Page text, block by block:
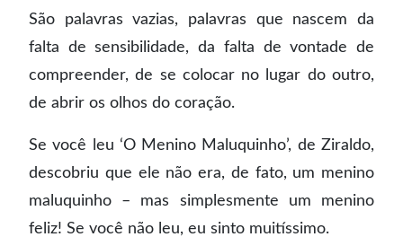
São palavras vazias, palavras que nascem da
falta de sensibilidade, da falta de vontade de
compreender, de se colocar no lugar do outro,
de abrir os olhos do coração.
Se você leu ‘O Menino Maluquinho’, de Ziraldo,
descobriu que ele não era, de fato, um menino
maluquinho – mas simplesmente um menino
feliz! Se você não leu, eu sinto muitíssimo.